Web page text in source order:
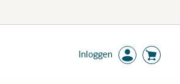
Inloggen